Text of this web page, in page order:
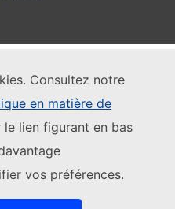
Consultez notre
en matière de
lien figurant en bas
vos préférences.